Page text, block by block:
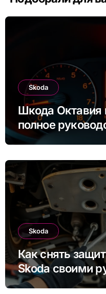
Skoda
Шкода Октавия
полное
Skoda
Как снять
Skoda своими
инструкция